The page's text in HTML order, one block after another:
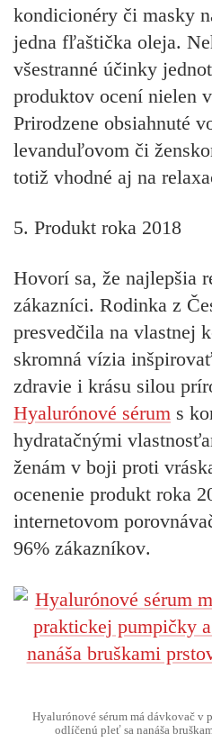
kondicionéry či masky
jedna fľaštička oleja.
všestranné účinky
produktov ocení nielen
Prirodzene obsiahnuté
levanduľovom či
totiž vhodné aj na
5. Produkt roka 2018
Hovorí sa, že najlepšia
zákazníci. Rodinka z
presvedčila na vlastnej
skromná vízia
zdravie i krásu silou
Hyalurónové sérum s
hydratačnými
ženám v boji proti
ocenenie produkt roka
internetovom
96% zákazníkov.
Hyalurónové sérum má dávkovač v
odlíčenú pleť sa nanáša